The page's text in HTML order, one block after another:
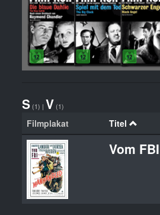
S (1) | V (1)
Filmplakat Titel
Vom